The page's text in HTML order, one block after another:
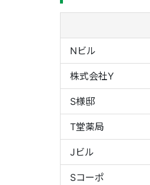
Nビル
株式会社Y
S様邸
T堂薬局
Jビル
Sコーポ